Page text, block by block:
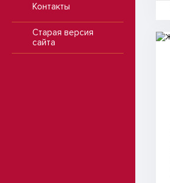
Контакты
Старая версия
сайта